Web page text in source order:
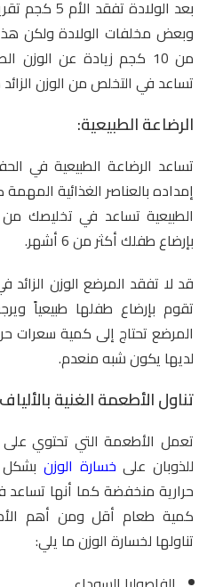
بعد الولادة
وبعض مخلفات الولادة ولكن
من 10 كجم زيادة عن
تساعد في التخلص من الوزن
الرضاعة الطبيعية:
تساعد الرضاعة الطبيعية في
إمداده بالعناصر الغذائية
الطبيعية تساعد في تخليصك من
بإرضاع طفلك أكثر من 6 أشهر.
قد لا تفقد المرضع الوزن الزائد
تقوم بإرضاع طفلها طبيعياً
المرضع تحتاج إلى كمية سعرات
لديها يكون شبه منعدم.
تناول الأطعمة الغنية
تعمل الأطعمة التي تحتوي على
للذوبان على خسارة الوزن بشكل
حرارية منخفضة كما أنها تساعد
كمية طعام أقل ومن أهم
تناولها لخسارة الوزن ما يلي: